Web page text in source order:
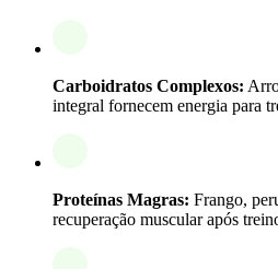
Carboidratos Complexos:
integral fornecem energia para
Proteínas Magras: Frango,
recuperação muscular após